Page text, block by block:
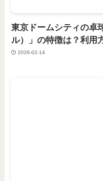
東京ドームシティの卓
ル）」の特徴は？利用
2026-02-14